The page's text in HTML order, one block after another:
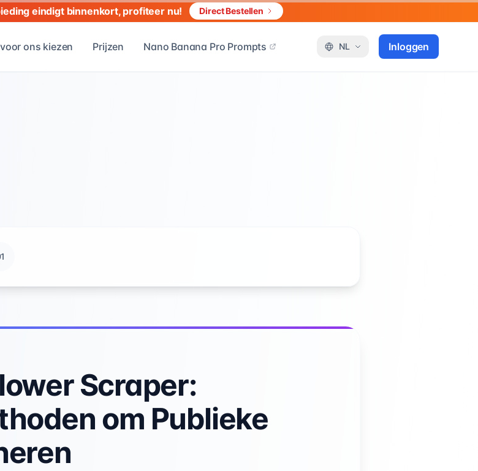
eindigt binnenkort, profiteer nu! Direct Bestellen
ons kiezen Prijzen Nano Banana Pro Prompts NL Inloggen
Scraper:
om Publieke